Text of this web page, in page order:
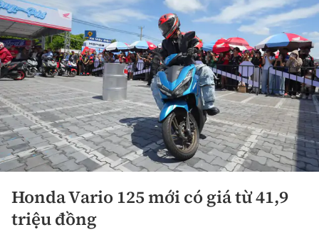
Honda Vario 125 mới có giá từ 41,9
triệu đồng